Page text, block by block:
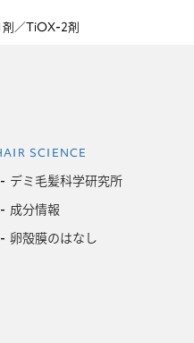
／TiOX-2剤
SCIENCE
デミ毛髪科学研究所
成分情報
卵殻膜のはなし